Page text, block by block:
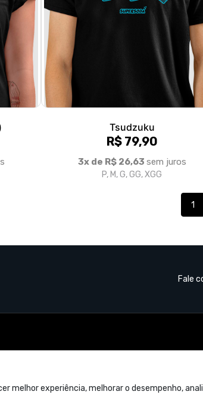
R$ 79,90
sem juros
1
melhor experiência, melhorar o desempenho,
- oi@supersoda.com.br